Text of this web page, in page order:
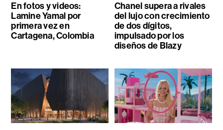
En fotos y videos:
Lamine Yamal por
primera vez en
Cartagena, Colombia
Chanel supera a rivales
del lujo con crecimiento
de dos dígitos,
impulsado por los
diseños de Blazy